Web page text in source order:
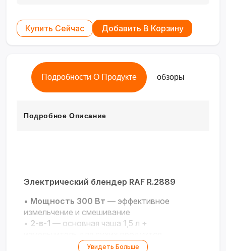
Купить Сейчас Добавить В Корзину
Подробности О Продукте обзоры
Подробное Описание
Электрический блендер RAF R.2889
• Мощность 300 Вт — эффективное
измельчение и смешивание
• 2-в-1 — основная чаша 1,5 л +
6 острых лезвий— быстрое и
Увидеть Больше